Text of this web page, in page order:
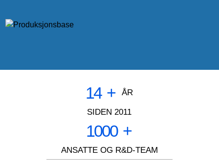
14 + ÅR
SIDEN 2011
1000 +
ANSATTE OG R&D-TEAM